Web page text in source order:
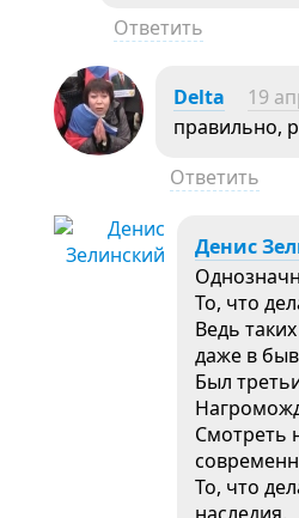
Ответить
Delta 19
правильно,
Ответить
Денис
То, что
Ведь
даже в
Был
Смотреть
То, что